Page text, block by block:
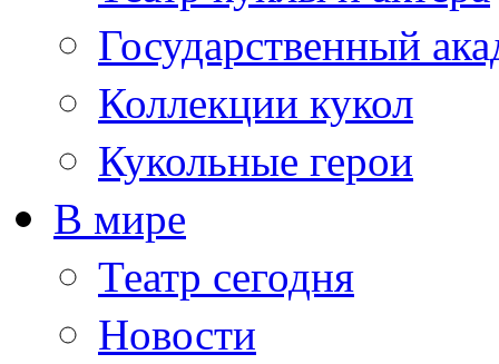
Государственный
Коллекции кукол
Кукольные герои
В мире
Театр сегодня
Новости